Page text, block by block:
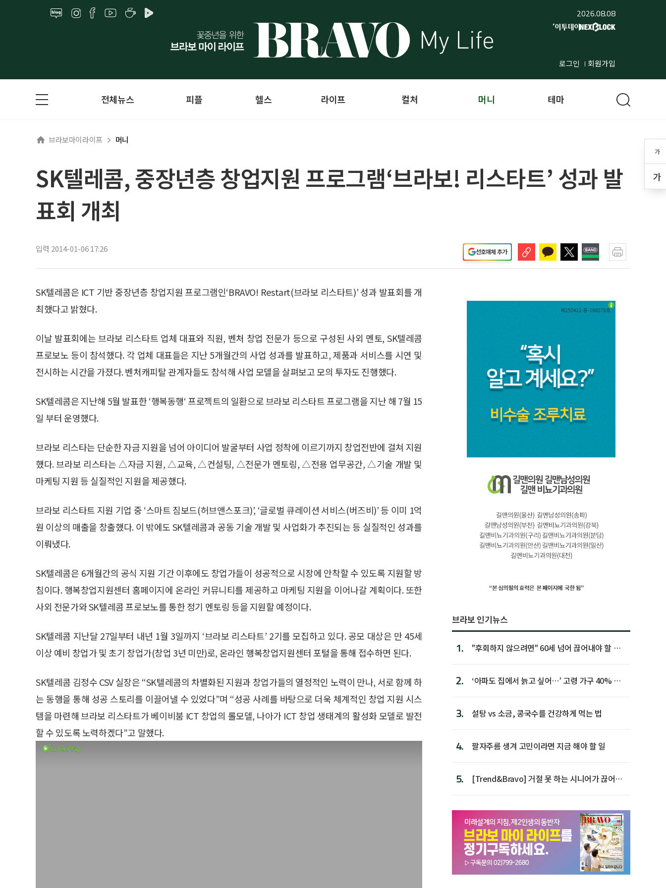
2026.08.08
로그인 회원가입
가
가
전체뉴스 피플 헬스 라이프 컬처 머니 테마
브라보마이라이프 머니
SK텔레콤, 중장년층 창업지원 프로그램‘브라보! 리스타트’ 성과 발
표회 개최
입력 2014-01-06 17:26 선호매체 추가
SK텔레콤은 ICT 기반 중장년층 창업지원 프로그램인‘BRAVO! Restart(브라보 리스타트)’ 성과 발표회를 개
최했다고 밝혔다.
이날 발표회에는 브라보 리스타트 업체 대표와 직원, 벤처 창업 전문가 등으로 구성된 사외 멘토, SK텔레콤
프로보노 등이 참석했다. 각 업체 대표들은 지난 5개월간의 사업 성과를 발표하고, 제품과 서비스를 시연 및
전시하는 시간을 가졌다. 벤처캐피탈 관계자들도 참석해 사업 모델을 살펴보고 모의 투자도 진행했다.
SK텔레콤은 지난해 5월 발표한 ‘행복동행‘ 프로젝트의 일환으로 브라보 리스타트 프로그램을 지난 해 7월 15
일 부터 운영했다.
브라보 리스타는 단순한 자금 지원을 넘어 아이디어 발굴부터 사업 정착에 이르기까지 창업전반에 걸쳐 지원
했다. 브라보 리스타는 △자금 지원, △교육, △컨설팅, △전문가 멘토링, △전용 업무공간, △기술 개발 및
마케팅 지원 등 실질적인 지원을 제공했다.
브라보 리스타트 지원 기업 중 ‘스마트 짐보드(허브앤스포크)’, ‘글로벌 큐레이션 서비스(버즈비)’ 등 이미 1억
원 이상의 매출을 창출했다. 이 밖에도 SK텔레콤과 공동 기술 개발 및 사업화가 추진되는 등 실질적인 성과를
이뤄냈다.
SK텔레콤은 6개월간의 공식 지원 기간 이후에도 창업가들이 성공적으로 시장에 안착할 수 있도록 지원할 방
침이다. 행복창업지원센터 홈페이지에 온라인 커뮤니티를 제공하고 마케팅 지원을 이어나갈 계획이다. 또한
사외 전문가와 SK텔레콤 프로보노를 통한 정기 멘토링 등을 지원할 예정이다.
SK텔레콤 지난달 27일부터 내년 1월 3일까지 ‘브라보 리스타트’ 2기를 모집하고 있다. 공모 대상은 만 45세
이상 예비 창업가 및 초기 창업가(창업 3년 미만)로, 온라인 행복창업지원센터 포털을 통해 접수하면 된다.
SK텔레콤 김정수 CSV 실장은 “SK텔레콤의 차별화된 지원과 창업가들의 열정적인 노력이 만나, 서로 함께 하
는 동행을 통해 성공 스토리를 이끌어낼 수 있었다”며 “성공 사례를 바탕으로 더욱 체계적인 창업 지원 시스
템을 마련해 브라보 리스타트가 베이비붐 ICT 창업의 롤모델, 나아가 ICT 창업 생태계의 활성화 모델로 발전
할 수 있도록 노력하겠다”고 말했다.
브라보 인기뉴스
1.
"후회하지 않으려면" 60세 넘어 끊어내야 할 사
2.
‘아파도 집에서 늙고 싶어…’ 고령 가구 40% 노
3. 설탕 vs 소금, 콩국수를 건강하게 먹는 법
4. 팔자주름 생겨 고민이라면 지금 해야 할 일
5.
[Trend&Bravo] 거절 못 하는 시니어가 끊어야